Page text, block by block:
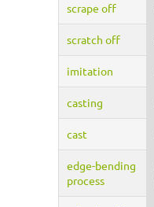
scrape off
scratch off
imitation
casting
cast
edge-bending
process